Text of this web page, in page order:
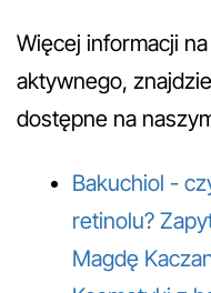
Więcej informacji
aktywnego,
dostępne na
Bakuchiol -
retinolu?
Magdę